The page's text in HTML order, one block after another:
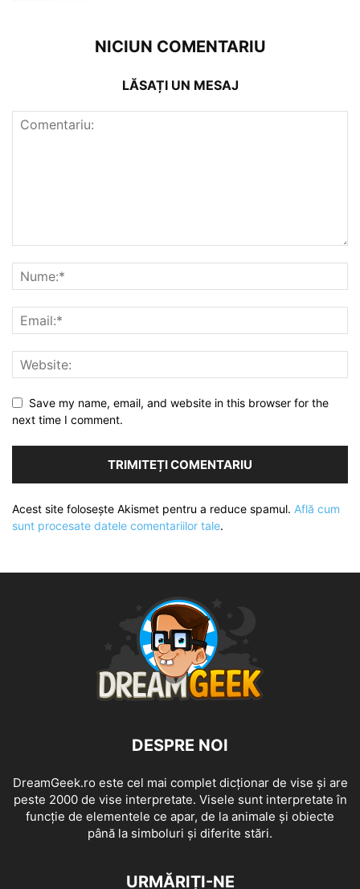
NICIUN COMENTARIU
LĂSAȚI UN MESAJ
Save my name, email, and website in this browser for the
next time I comment.
Acest site folosește Akismet pentru a reduce spamul. Află cum
sunt procesate datele comentariilor tale.
DESPRE NOI
DreamGeek.ro este cel mai complet dicționar de vise și are
peste 2000 de vise interpretate. Visele sunt interpretate în
funcție de elementele ce apar, de la animale și obiecte
până la simboluri și diferite stări.
URMĂRIȚI-NE